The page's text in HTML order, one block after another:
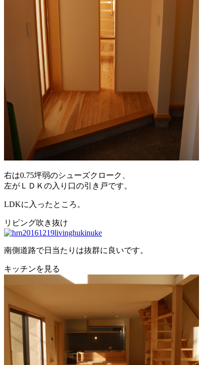
右は0.75坪弱のシューズクローク、
左がＬＤＫの入り口の引き戸です。
LDKに入ったところ。
リビング吹き抜け
南側道路で日当たりは抜群に良いです。
キッチンを見る